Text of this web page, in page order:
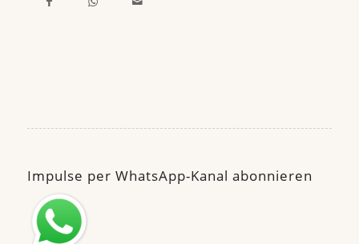
Impulse per WhatsApp-Kanal abonnieren